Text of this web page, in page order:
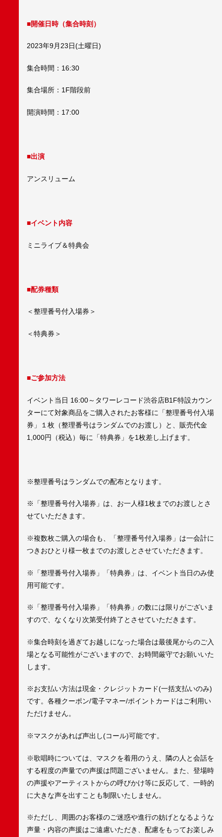
■開催日時（集合時刻）
2023年9月23日(土曜日)
集合時間：16:30
集合場所：1F階段前
開演時間：17:00
■出演
アンスリューム
■イベント内容
ミニライブ＆特典会
■配券種類
＜整理番号付入場券＞
＜特典券＞
■ご参加方法
イベント当日 16:00～タワーレコード渋谷店B1F特設カウン
ターにて対象商品をご購入されたお客様に「整理番号付入場
券」１枚（整理番号はランダムでのお渡し）と、販売代金
1,000円（税込）毎に「特典券」を1枚差し上げます。
※整理番号はランダムでの配布となります。
※「整理番号付入場券」は、お一人様1枚までのお渡しとさ
せていただきます。
※複数枚ご購入の場合も、「整理番号付入場券」は一会計に
つきおひとり様一枚までのお渡しとさせていただきます。
※「整理番号付入場券」「特典券」は、イベント当日のみ使
用可能です。
※「整理番号付入場券」「特典券」の数には限りがございま
すので、なくなり次第受付終了とさせていただきます。
※集合時刻を過ぎてお越しになった場合は最後尾からのご入
場となる可能性がございますので、お時間厳守でお願いいた
します。
※お支払い方法は現金・クレジットカード(一括支払いのみ)
です。各種クーポン/電子マネー/ポイントカードはご利用い
ただけません。
※マスクがあれば声出し(コール)可能です。
※歌唱時については、マスクを着用のうえ、隣の人と会話を
する程度の声量での声援は問題ございません。また、登場時
の声援やアーティストからの呼びかけ等に反応して、一時的
に大きな声を出すことも制限いたしません。
※ただし、周囲のお客様のご迷惑や進行の妨げとなるような
声量・内容の声援はご遠慮いただき、配慮をもってお楽しみ